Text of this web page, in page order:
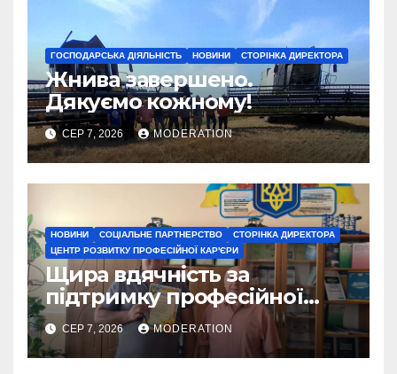
ГОСПОДАРСЬКА ДІЯЛЬНІСТЬ НОВИНИ СТОРІНКА ДИРЕКТОРА
Жнива завершено.
Дякуємо кожному!
СЕР 7, 2026 MODERATION
НОВИНИ СОЦІАЛЬНЕ ПАРТНЕРСТВО
СТОРІНКА ДИРЕКТОРА
ЦЕНТР РОЗВИТКУ ПРОФЕСІЙНОЇ КАР'ЄРИ
Щира вдячність за
підтримку професійної
освіти
СЕР 7, 2026 MODERATION